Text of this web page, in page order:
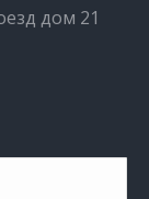
дом 21